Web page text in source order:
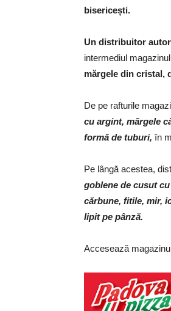
bisericești.
Un distribuitor
intermediul
mărgele din cristal,
De pe rafturile
cu argint, mărgele
formă de tuburi, în
Pe lângă acestea,
goblene de cusut
cărbune, fitile, mir,
lipit pe pânză.
Accesează